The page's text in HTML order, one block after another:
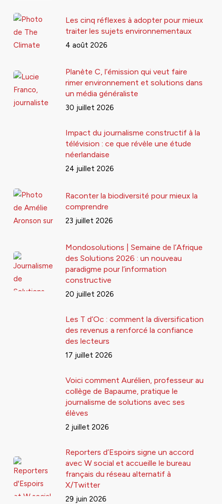
Les cinq réflexes à adopter pour mieux
traiter les sujets environnementaux
4 août 2026
Planète C, l’émission qui veut faire
rimer environnement et solutions dans
un média généraliste
30 juillet 2026
Impact du journalisme constructif à la
télévision : ce que révèle une étude
néerlandaise
24 juillet 2026
Raconter la biodiversité pour mieux la
comprendre
23 juillet 2026
Mondosolutions | Semaine de l’Afrique
des Solutions 2026 : un nouveau
paradigme pour l’information
constructive
20 juillet 2026
Les T d’Oc : comment la diversification
des revenus a renforcé la confiance
des lecteurs
17 juillet 2026
Voici comment Aurélien, professeur au
collège de Bapaume, pratique le
journalisme de solutions avec ses
élèves
2 juillet 2026
Reporters d’Espoirs signe un accord
avec W social et accueille le bureau
français du réseau alternatif à
X/Twitter
29 juin 2026